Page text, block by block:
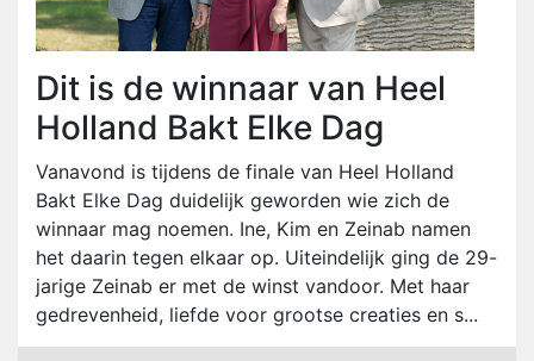
Dit is de winnaar van Heel
Holland Bakt Elke Dag
Vanavond is tijdens de finale van Heel Holland
Bakt Elke Dag duidelijk geworden wie zich de
winnaar mag noemen. Ine, Kim en Zeinab namen
het daarin tegen elkaar op. Uiteindelijk ging de 29-
jarige Zeinab er met de winst vandoor. Met haar
gedrevenheid, liefde voor grootse creaties en s...